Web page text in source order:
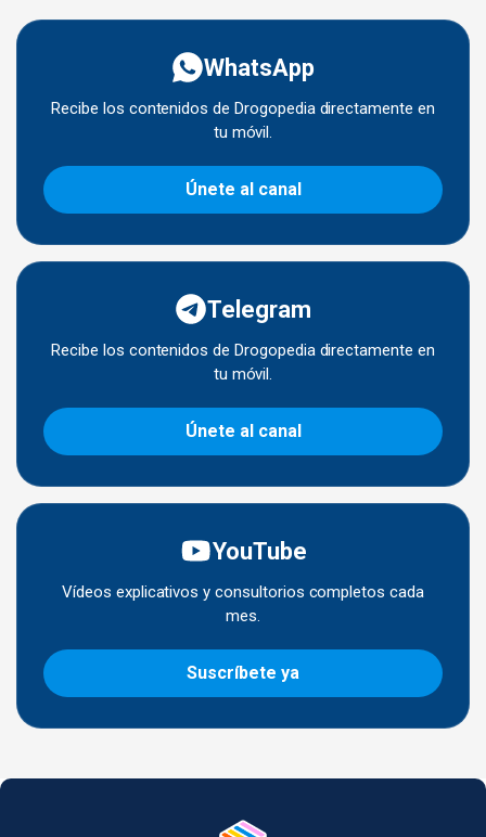
WhatsApp
Recibe los contenidos de Drogopedia directamente en
tu móvil.
Únete al canal
Telegram
Recibe los contenidos de Drogopedia directamente en
tu móvil.
Únete al canal
YouTube
Vídeos explicativos y consultorios completos cada
mes.
Suscríbete ya